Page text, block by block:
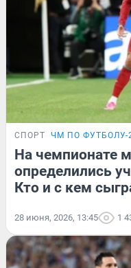
СПОРТ ЧМ ПО ФУТБОЛУ-
На чемпионате
определились
Кто и с кем
28 июня, 2026, 13:45 1